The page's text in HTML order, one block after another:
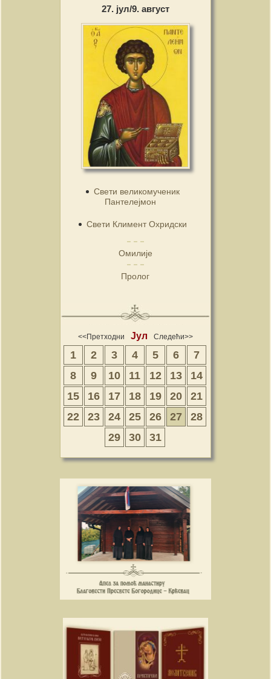
27. јул/9. август
Свети великомученик
Пантелејмон
Свети Климент Охридски
Омилије
Пролог
<<Претходни Јул Следећи>>
1 2 3 4 5 6
7
8
9 10 11 12 13
14
15
16 17 18 19 20
21
22
23 24 25 26 27
28
29
30 31